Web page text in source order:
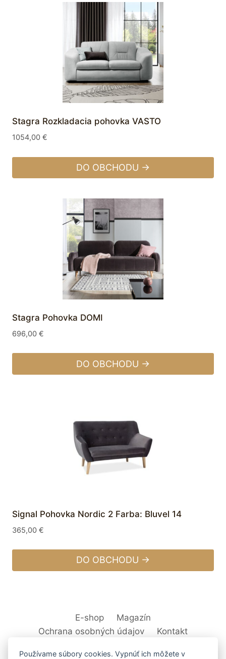
Stagra Rozkladacia pohovka VASTO
1054,00 €
DO OBCHODU →
Stagra Pohovka DOMI
696,00 €
DO OBCHODU →
Signal Pohovka Nordic 2 Farba: Bluvel 14
365,00 €
DO OBCHODU →
E-shop
Magazín
Ochrana osobných údajov
Kontakt
Používame súbory cookies. Vypnúť ich môžete v